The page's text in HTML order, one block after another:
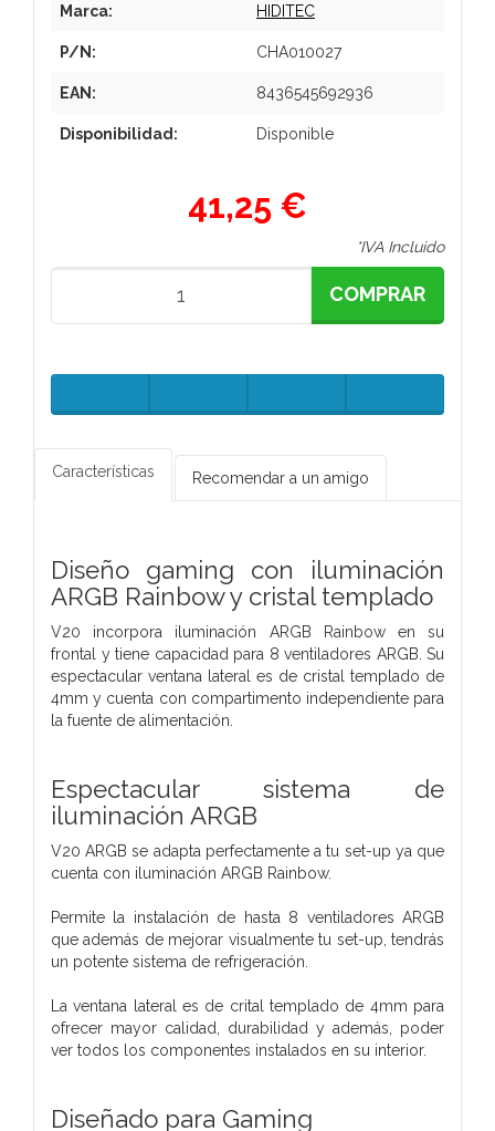
Marca: HIDITEC
P/N: CHA010027
EAN: 8436545692936
Disponibilidad: Disponible
41,25 €
*IVA Incluido
COMPRAR
Características Recomendar a un amigo
Diseño gaming con iluminación
ARGB Rainbow y cristal templado
V20 incorpora iluminación ARGB Rainbow en su
frontal y tiene capacidad para 8 ventiladores ARGB. Su
espectacular ventana lateral es de cristal templado de
4mm y cuenta con compartimento independiente para
la fuente de alimentación.
Espectacular sistema de
iluminación ARGB
V20 ARGB se adapta perfectamente a tu set-up ya que
cuenta con iluminación ARGB Rainbow.
Permite la instalación de hasta 8 ventiladores ARGB
que además de mejorar visualmente tu set-up, tendrás
un potente sistema de refrigeración.
La ventana lateral es de crital templado de 4mm para
ofrecer mayor calidad, durabilidad y además, poder
ver todos los componentes instalados en su interior.
Diseñado para Gaming